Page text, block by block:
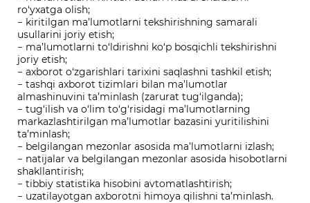
ro‘yxatga olish;
− kiritilgan ma’lumotlarni tekshirishning samarali
usullarini joriy etish;
− ma’lumotlarni to‘ldirishni ko‘p bosqichli tekshirishni
joriy etish;
− axborot o‘zgarishlari tarixini saqlashni tashkil etish;
− tashqi axborot tizimlari bilan ma’lumotlar
almashinuvini ta’minlash (zarurat tug‘ilganda);
− tug‘ilish va o‘lim to‘g‘risidagi ma’lumotlarning
markazlashtirilgan ma’lumotlar bazasini yuritilishini
ta’minlash;
− belgilangan mezonlar asosida ma’lumotlarni izlash;
− natijalar va belgilangan mezonlar asosida hisobotlarni
shakllantirish;
− tibbiy statistika hisobini avtomatlashtirish;
− uzatilayotgan axborotni himoya qilishni ta’minlash.